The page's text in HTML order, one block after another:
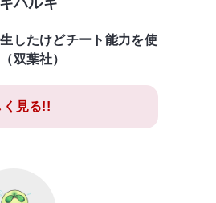
したけどチート能力を使
双葉社）
く見る!!